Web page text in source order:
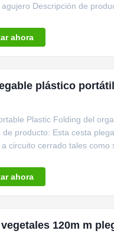
Descripción de
ahora
plástico
Plastic Folding del
de producto: Esta cesta
circuito cerrado tales
ahora
120m m